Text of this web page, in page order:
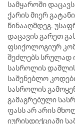
სამყაროში
ქარის მიერ
წინააღმდეგ.
დაცავის გარეთ
ფსიქოლოგიურ
შეძლებს სრულად
სასროლის
საშენებლო
სასროლის
გამაგრებული
ფასს არ არის
იურისდიქციაში